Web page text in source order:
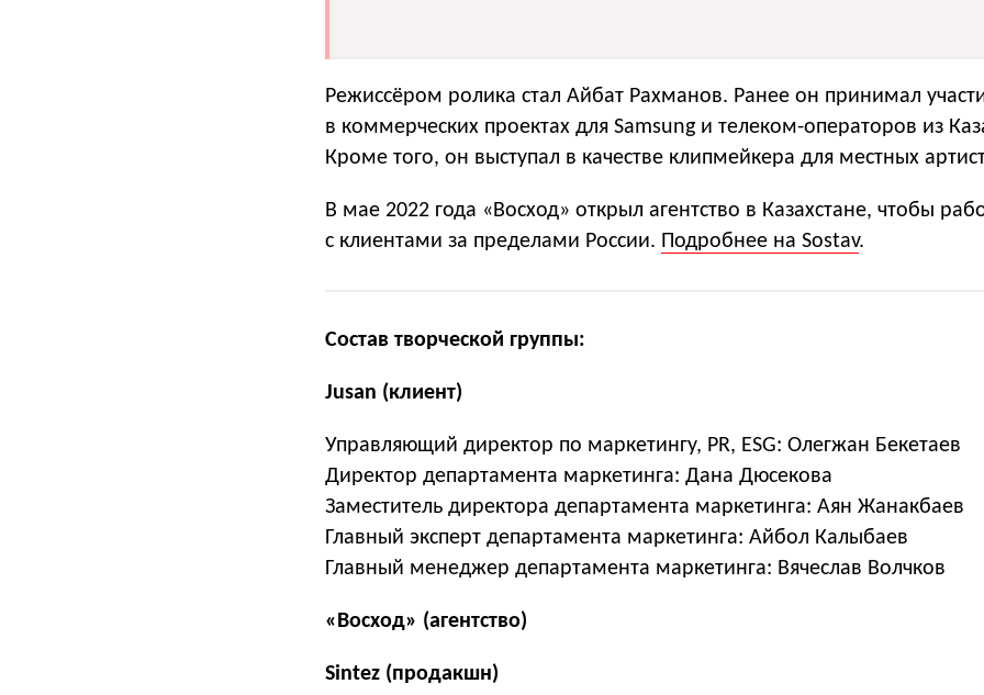
Режиссёром ролика стал Айбат Рахманов. Ранее он принимал
в коммерческих проектах для Samsung и телеком-операторов из
Кроме того, он выступал в качестве клипмейкера для местных
В мае 2022 года «Восход» открыл агентство в Казахстане, чтобы
с клиентами за пределами России. Подробнее на Sostav.
Состав творческой группы:
Jusan (клиент)
Управляющий директор по маркетингу, PR, ESG: Олегжан Бекетаев
Директор департамента маркетинга: Дана Дюсекова
Заместитель директора департамента маркетинга: Аян Жанакбаев
Главный эксперт департамента маркетинга: Айбол Калыбаев
Главный менеджер департамента маркетинга: Вячеслав Волчков
«Восход» (агентство)
Sintez (продакшн)